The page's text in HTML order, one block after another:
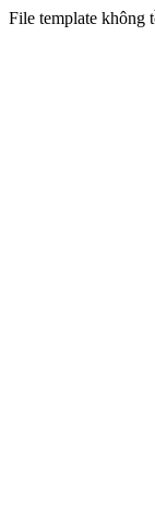
File template không